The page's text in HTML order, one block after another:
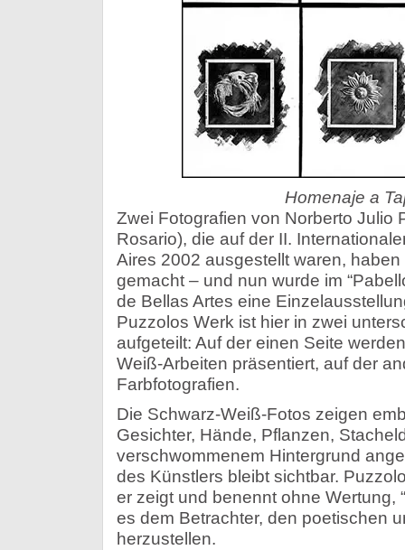
Homenaje a
Zwei Fotografien von Norberto Julio
Rosario), die auf der II.
Aires 2002 ausgestellt waren,
gemacht – und nun wurde im
de Bellas Artes eine
Puzzolos Werk ist hier in zwei
aufgeteilt: Auf der einen Seite
Weiß-Arbeiten präsentiert, auf der
Farbfotografien.
Die Schwarz-Weiß-Fotos zeigen
Gesichter, Hände, Pflanzen,
verschwommenem Hintergrund
des Künstlers bleibt sichtbar.
er zeigt und benennt ohne Wertung,
es dem Betrachter, den poetischen
herzustellen.